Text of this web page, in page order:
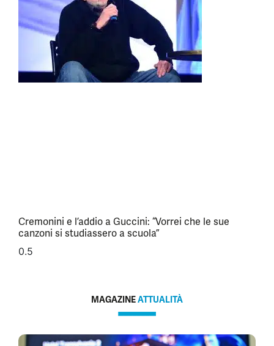
Cremonini e l’addio a Guccini: “Vorrei che le sue
canzoni si studiassero a scuola”
MAGAZINEATTUALITÀ